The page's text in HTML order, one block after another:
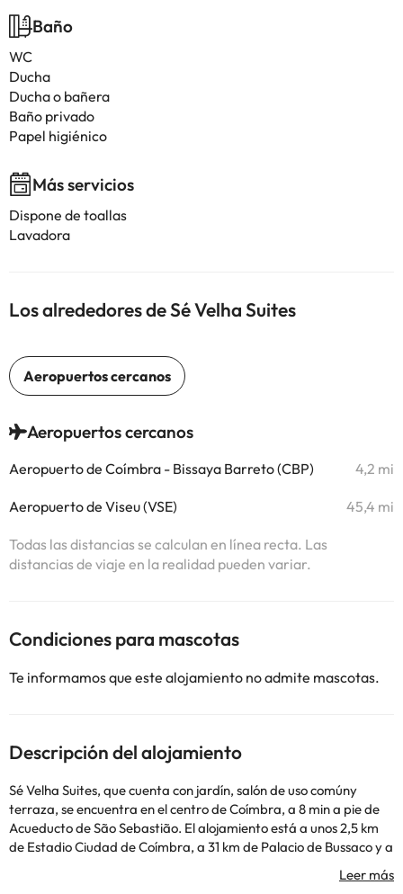
Baño
WC
Ducha
Ducha o bañera
Baño privado
Papel higiénico
Más servicios
Dispone de toallas
Lavadora
Los alrededores de Sé Velha Suites
Aeropuertos cercanos
Aeropuerto de Coímbra - Bissaya Barreto (CBP) 4,2 mi
Aeropuerto de Viseu (VSE) 45,4 mi
Todas las distancias se calculan en línea recta. Las
distancias de viaje en la realidad pueden variar.
Condiciones para mascotas
Te informamos que este alojamiento no admite mascotas.
Descripción del alojamiento
Sé Velha Suites, que cuenta con jardín, salón de uso comúny
terraza, se encuentra en el centro de Coímbra, a 8 min a pie de
Acueducto de São Sebastião. El alojamiento está a unos 2,5 km
de Estadio Ciudad de Coímbra, a 31 km de Palacio de Bussaco y a
34 km de Centro Termal de Curia. Este alojamiento libre de humo